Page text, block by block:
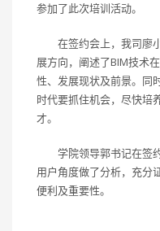
参加了此次培训活动。
在签约会上，我司廖
展方向，阐述了BIM技术
性、发展现状及前景。同
时代要抓住机会，尽快培
才。
学院领导郭书记在签
用户角度做了分析，充分
便利及重要性。